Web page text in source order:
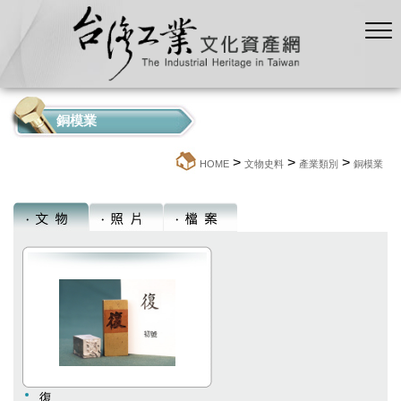
銅模業
HOME > 文物史料 > 產業類別 > 銅模業
復